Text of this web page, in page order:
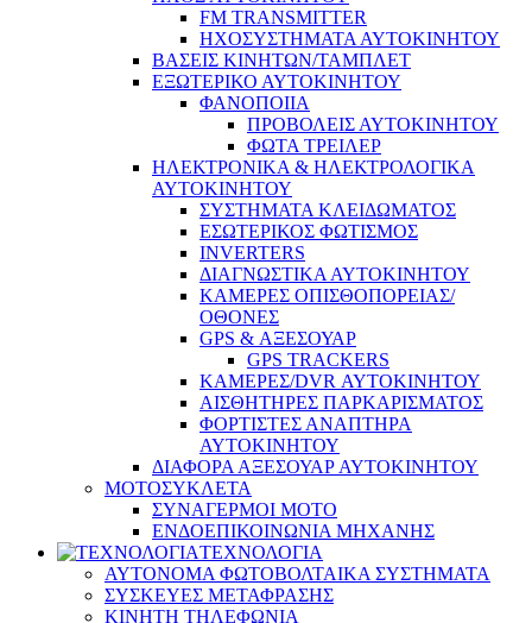
FM TRANSMITTER
ΗΧΟΣΥΣΤΗΜΑΤΑ ΑΥΤΟΚΙΝΗΤΟΥ
ΒΑΣΕΙΣ ΚΙΝΗΤΩΝ/ΤΑΜΠΛΕΤ
ΕΞΩΤΕΡΙΚΟ ΑΥΤΟΚΙΝΗΤΟΥ
ΦΑΝΟΠΟΙΙΑ
ΠΡΟΒΟΛΕΙΣ ΑΥΤΟΚΙΝΗΤΟΥ
ΦΩΤΑ ΤΡΕΙΛΕΡ
ΗΛΕΚΤΡΟΝΙΚΑ & ΗΛΕΚΤΡΟΛΟΓΙΚΑ
ΑΥΤΟΚΙΝΗΤΟΥ
ΣΥΣΤΗΜΑΤΑ ΚΛΕΙΔΩΜΑΤΟΣ
ΕΣΩΤΕΡΙΚΟΣ ΦΩΤΙΣΜΟΣ
INVERTERS
ΔΙΑΓΝΩΣΤΙΚΑ ΑΥΤΟΚΙΝΗΤΟΥ
ΚΑΜΕΡΕΣ ΟΠΙΣΘΟΠΟΡΕΙΑΣ/
ΟΘΟΝΕΣ
GPS & ΑΞΕΣΟΥΑΡ
GPS TRACKERS
ΚΑΜΕΡΕΣ/DVR ΑΥΤΟΚΙΝΗΤΟΥ
ΑΙΣΘΗΤΗΡΕΣ ΠΑΡΚΑΡΙΣΜΑΤΟΣ
ΦΟΡΤΙΣΤΕΣ ΑΝΑΠΤΗΡΑ
ΑΥΤΟΚΙΝΗΤΟΥ
ΔΙΑΦΟΡΑ ΑΞΕΣΟΥΑΡ ΑΥΤΟΚΙΝΗΤΟΥ
ΜΟΤΟΣΥΚΛΕΤΑ
ΣΥΝΑΓΕΡΜΟΙ ΜΟΤΟ
ΕΝΔΟΕΠΙΚΟΙΝΩΝΙΑ ΜΗΧΑΝΗΣ
ΤΕΧΝΟΛΟΓΙΑ
ΑΥΤΟΝΟΜΑ ΦΩΤΟΒΟΛΤΑΙΚΑ ΣΥΣΤΗΜΑΤΑ
ΣΥΣΚΕΥΕΣ ΜΕΤΑΦΡΑΣΗΣ
ΚΙΝΗΤΗ ΤΗΛΕΦΩΝΙΑ